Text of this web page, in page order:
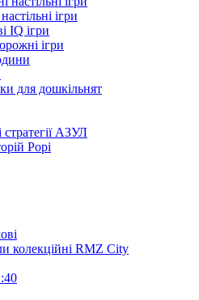
ігри
IQ ігри
ігри
для дошкільнят
стратегії АЗУЛ
Рорі
колекційні RMZ City